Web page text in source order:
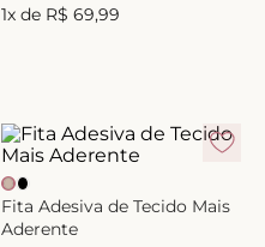
1x de R$ 69,99
Fita Adesiva de Tecido Mais
Aderente